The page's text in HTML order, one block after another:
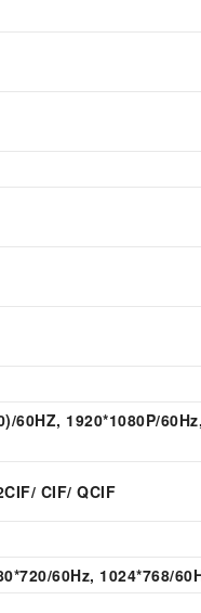
60HZ, 1920*1080P/60Hz,
CIF/ QCIF
60Hz, 1024*768/